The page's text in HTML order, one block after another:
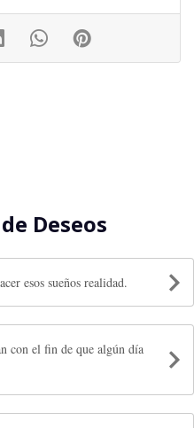
Deseos
esos sueños realidad.
con el fin de que algún día